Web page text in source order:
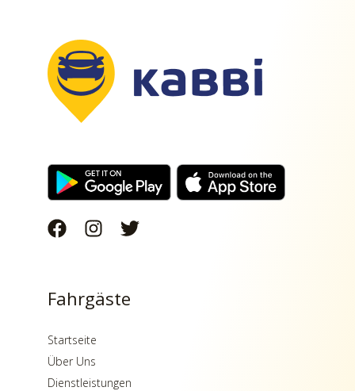
Fahrgäste
Startseite
Über Uns
Dienstleistungen